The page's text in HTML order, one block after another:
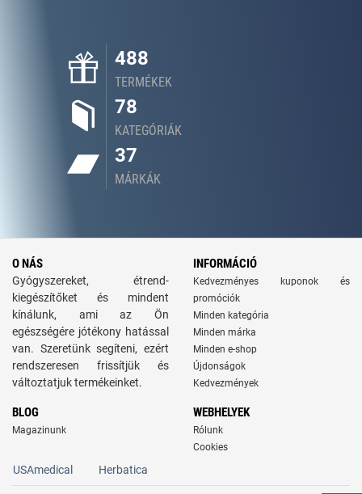
488
TERMÉKEK
78
KATEGÓRIÁK
37
MÁRKÁK
O NÁS
Gyógyszereket, étrend-
kiegészítőket és mindent
kínálunk, ami az Ön
egészségére jótékony hatással
van. Szeretünk segíteni, ezért
rendszeresen frissítjük és
változtatjuk termékeinket.
INFORMÁCIÓ
Kedvezményes kuponok és
promóciók
Minden kategória
Minden márka
Minden e-shop
Újdonságok
Kedvezmények
BLOG
Magazinunk
WEBHELYEK
Rólunk
Cookies
USAmedical Herbatica